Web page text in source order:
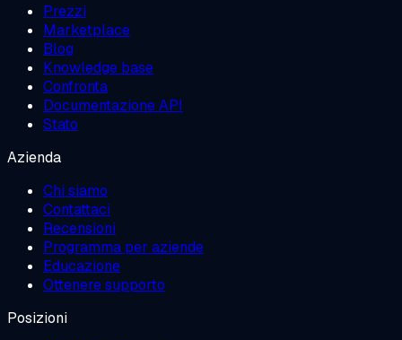
Prezzi
Marketplace
Blog
Knowledge base
Confronta
Documentazione API
Stato
Azienda
Chi siamo
Contattaci
Recensioni
Programma per aziende
Educazione
Ottenere supporto
Posizioni